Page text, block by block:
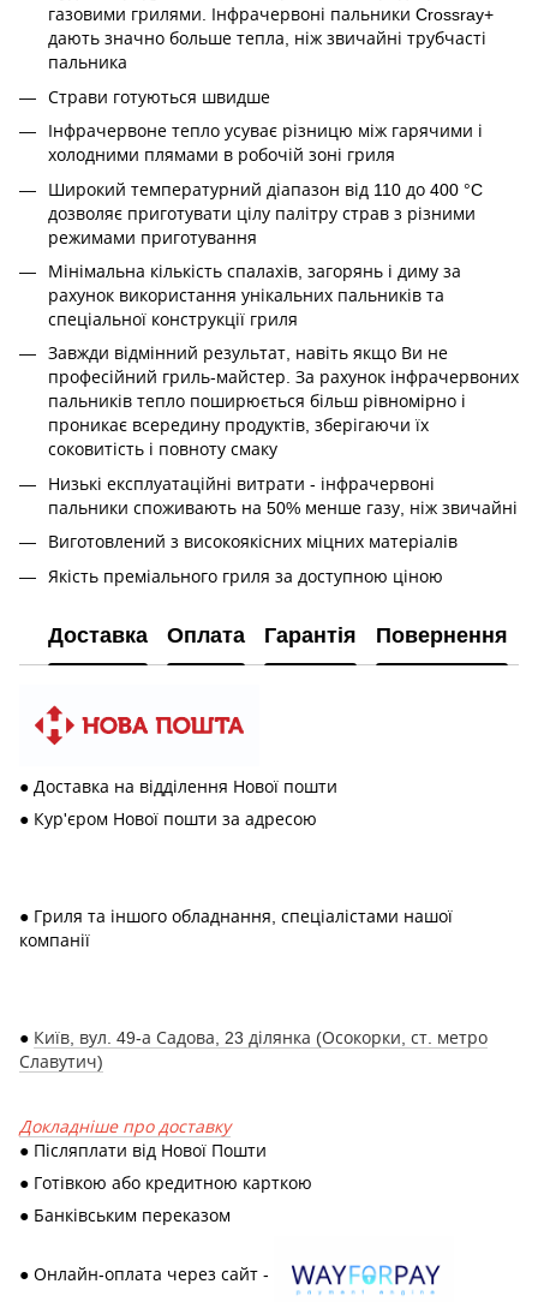
газовими грилями. Інфрачервоні пальники Crossray+
дають значно больше тепла, ніж звичайні трубчасті
пальника
Страви готуються швидше
Інфрачервоне тепло усуває різницю між гарячими і
холодними плямами в робочій зоні гриля
Широкий температурний діапазон від 110 до 400 °C
дозволяє приготувати цілу палітру страв з різними
режимами приготування
Мінімальна кількість спалахів, загорянь і диму за
рахунок використання унікальних пальників та
спеціальної конструкції гриля
Завжди відмінний результат, навіть якщо Ви не
професійний гриль-майстер. За рахунок інфрачервоних
пальників тепло поширюється більш рівномірно і
проникає всередину продуктів, зберігаючи їх
соковитість і повноту смаку
Низькі експлуатаційні витрати - інфрачервоні
пальники споживають на 50% менше газу, ніж звичайні
Виготовлений з високоякісних міцних матеріалів
Якість преміального гриля за доступною ціною
Доставка Оплата Гарантія Повернення
● Доставка на відділення Нової пошти
● Кур'єром Нової пошти за адресою
● Гриля та іншого обладнання, спеціалістами нашої
компанії
● Київ, вул. 49-а Садова, 23 ділянка (Осокорки, ст. метро
Славутич)
Докладніше про доставку
● Післяплати від Нової Пошти
● Готівкою або кредитною карткою
● Банківським переказом
● Онлайн-оплата через сайт -